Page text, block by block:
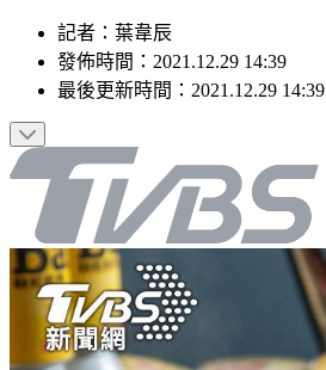
記者 ： 葉韋辰
發佈時間： 2021.12.29 14:39
最後更新時間： 2021.12.29 14:39